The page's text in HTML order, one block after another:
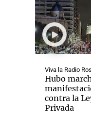
Viva la Radio
Hubo
contra la
Privada